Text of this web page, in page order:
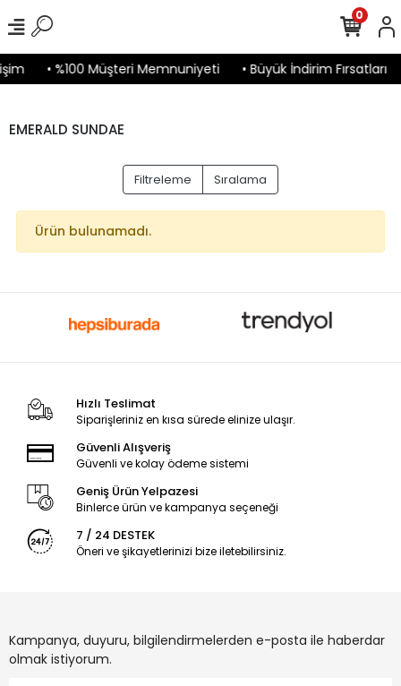
• %100 Müşteri Memnuniyeti • Büyük İndirim Fırsatları
0
EMERALD SUNDAE
Filtreleme Sıralama
Ürün bulunamadı.
Hızlı Teslimat
Siparişleriniz en kısa sürede elinize ulaşır.
Güvenli Alışveriş
Güvenli ve kolay ödeme sistemi
Geniş Ürün Yelpazesi
Binlerce ürün ve kampanya seçeneği
7 / 24 DESTEK
Öneri ve şikayetlerinizi bize iletebilirsiniz.
Kampanya, duyuru, bilgilendirmelerden e-posta ile haberdar
olmak istiyorum.